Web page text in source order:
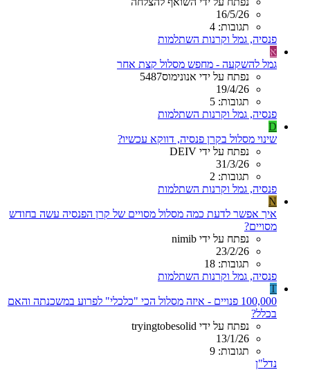
16/5/26
תגובות: 4
פנסיה, גמל וקרנות השתלמות
א
גמל להשקעה - מחפש מסלול קצת אחר
נפתח על ידי אנונימוס5487
19/4/26
תגובות: 5
פנסיה, גמל וקרנות השתלמות
D
שינוי מסלול בקרן פנסיה, דווקא עכשיו?
נפתח על ידי DEIV
31/3/26
תגובות: 2
פנסיה, גמל וקרנות השתלמות
N
איך אפשר לדעת כמה מסלול מסויים של קרן הפנסיה עשה בחודש
מסויים?
נפתח על ידי nimib
23/2/26
תגובות: 18
פנסיה, גמל וקרנות השתלמות
T
100,000 פנויים - איזה מסלול הכי "כלכלי" לפרוע במשכנתה והאם
בכלל?
נפתח על ידי tryingtobesolid
13/1/26
תגובות: 9
נדל"ן